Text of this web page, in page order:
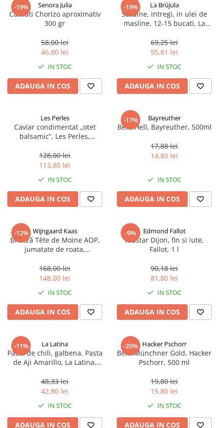
-19% Senora Julia
Carnati Chorizo aproximativ
300 gr
58,00 lei
46,80 lei
IN STOC
ADAUGA IN COS
-19% La Brújula
Sardine, intregi, in ulei de
masline, 12-15 bucati, La
69,25 lei
55,81 lei
IN STOC
ADAUGA IN COS
Les Perles
Caviar condimentat „otet
balsamic”, Les Perles,
sferice, 200 g
128,00 lei
113,80 lei
IN STOC
ADAUGA IN COS
-17% Bayreuther
Bere Hell, Bayreuther, 500ml
17,88 lei
14,80 lei
IN STOC
ADAUGA IN COS
-12% Wijngaard Kaas
Brânză Tête de Moine AOP,
jumatate de roata,
168,00 lei
148,00 lei
IN STOC
ADAUGA IN COS
-9% Edmond Fallot
Mustar Dijon, fin si iute,
Fallot, 1 l
90,18 lei
81,80 lei
IN STOC
ADAUGA IN COS
-11% La Latina
Pasta de chili, galbena, Pasta
de Aji Amarillo, La Latina,
48,33 lei
42,80 lei
IN STOC
ADAUGA IN COS
-20% Hacker Pschorr
Bere Münchner Gold, Hacker
Pschorr, 500 ml
19,80 lei
15,80 lei
IN STOC
ADAUGA IN COS